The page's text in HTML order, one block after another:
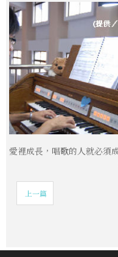
愛裡成長，唱歌的人就必須
上一篇